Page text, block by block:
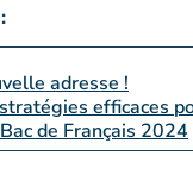
adresse !
efficaces
de Français 2024